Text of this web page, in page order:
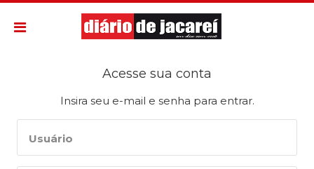
Acesse sua conta
Insira seu e-mail e senha para entrar.
Usuário